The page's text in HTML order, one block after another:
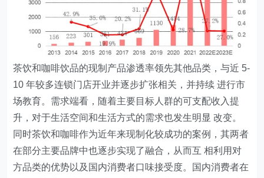
茶饮和咖啡饮品的现制产品渗透率领先其他品类，与近 5-
10 年较多连锁门店开业并逐步扩张相关，并持续 进行市
场教育。需求端看，随着主要目标人群的可支配收入提
升，对于生活空间和生活方式的需求也发生明显 改变。
同时茶饮和咖啡作为近年来现制化较成功的案例，其两者
在部分主要品牌中也逐步实现了融合，从而互 相利用对
方品类的优势以及国内消费者口味接受度。国内消费者在